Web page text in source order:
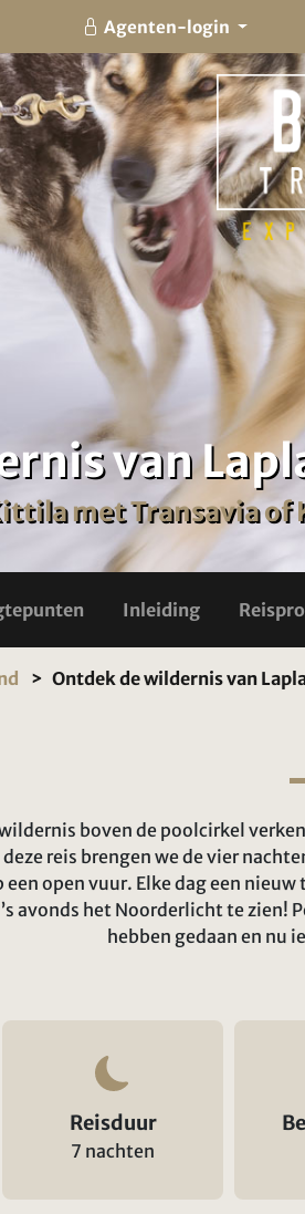
Agenten-login
van
met Transavia of
Inleiding
Ontdek de wildernis van
boven de poolcirkel
reis brengen we de vier
een open vuur. Elke dag een
avonds het Noorderlicht te
hebben gedaan en nu
Reisduur
7 nachten